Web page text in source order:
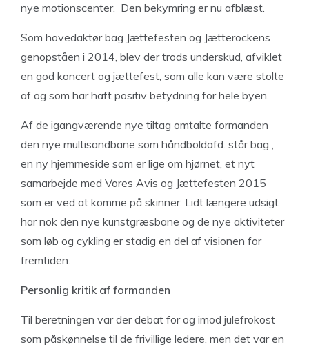
nye motionscenter. Den bekymring er nu afblæst.
Som hovedaktør bag Jættefesten og Jætterockens
genopståen i 2014, blev der trods underskud, afviklet
en god koncert og jættefest, som alle kan være stolte
af og som har haft positiv betydning for hele byen.
Af de igangværende nye tiltag omtalte formanden
den nye multisandbane som håndboldafd. står bag ,
en ny hjemmeside som er lige om hjørnet, et nyt
samarbejde med Vores Avis og Jættefesten 2015
som er ved at komme på skinner. Lidt længere udsigt
har nok den nye kunstgræsbane og de nye aktiviteter
som løb og cykling er stadig en del af visionen for
fremtiden.
Personlig kritik af formanden
Til beretningen var der debat for og imod julefrokost
som påskønnelse til de frivillige ledere, men det var en